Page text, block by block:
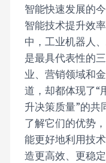
智能快速发展的
智能技术提升效
中，工业机器人
是最具代表性的
业、营销领域和
道，却都体现了“
升决策质量”的共
了解它们的优势
能更好地利用技
造更高效、更稳